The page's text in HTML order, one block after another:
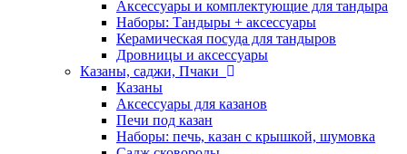
Аксессуары и комплектующие для тандыра
Наборы: Тандыры + аксессуары
Керамическая посуда для тандыров
Дровницы и аксессуары
Казаны, саджи, Пчаки
Казаны
Аксессуары для казанов
Печи под казан
Наборы: печь, казан с крышкой, шумовка